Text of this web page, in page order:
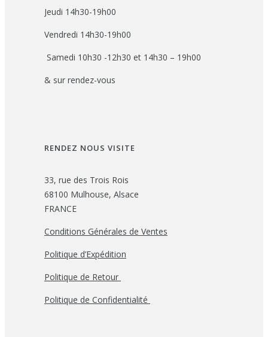
Jeudi 14h30-19h00
Vendredi 14h30-19h00
Samedi 10h30 -12h30 et 14h30 – 19h00
& sur rendez-vous
RENDEZ NOUS VISITE
33, rue des Trois Rois
68100 Mulhouse, Alsace
FRANCE
Conditions Générales de Ventes
Politique d’Expédition
Politique de Retour
Politique de Confidentialité